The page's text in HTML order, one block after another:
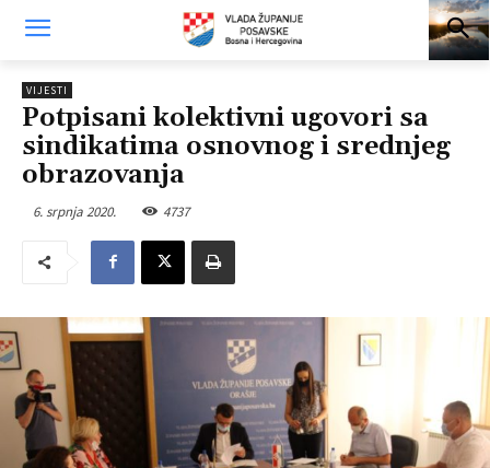
VIJESTI
Potpisani kolektivni ugovori sa
sindikatima osnovnog i srednjeg
obrazovanja
6. srpnja 2020. 4737